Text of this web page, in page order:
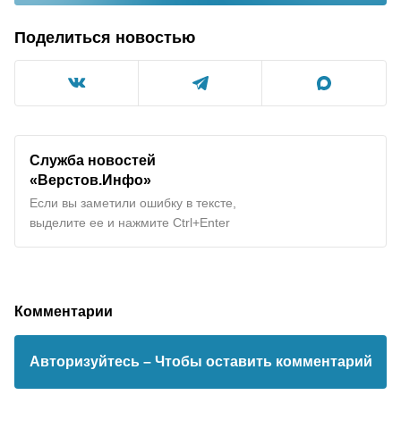
Поделиться новостью
Служба новостей
«Верстов.Инфо»
Если вы заметили ошибку в тексте,
выделите ее и нажмите Ctrl+Enter
Комментарии
Авторизуйтесь – Чтобы оставить комментарий